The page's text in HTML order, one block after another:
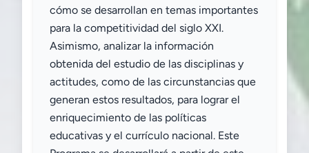
cómo se desarrollan en temas importantes
para la competitividad del siglo XXI.
Asimismo, analizar la información
obtenida del estudio de las disciplinas y
actitudes, como de las circunstancias que
generan estos resultados, para lograr el
enriquecimiento de las políticas
educativas y el currículo nacional. Este